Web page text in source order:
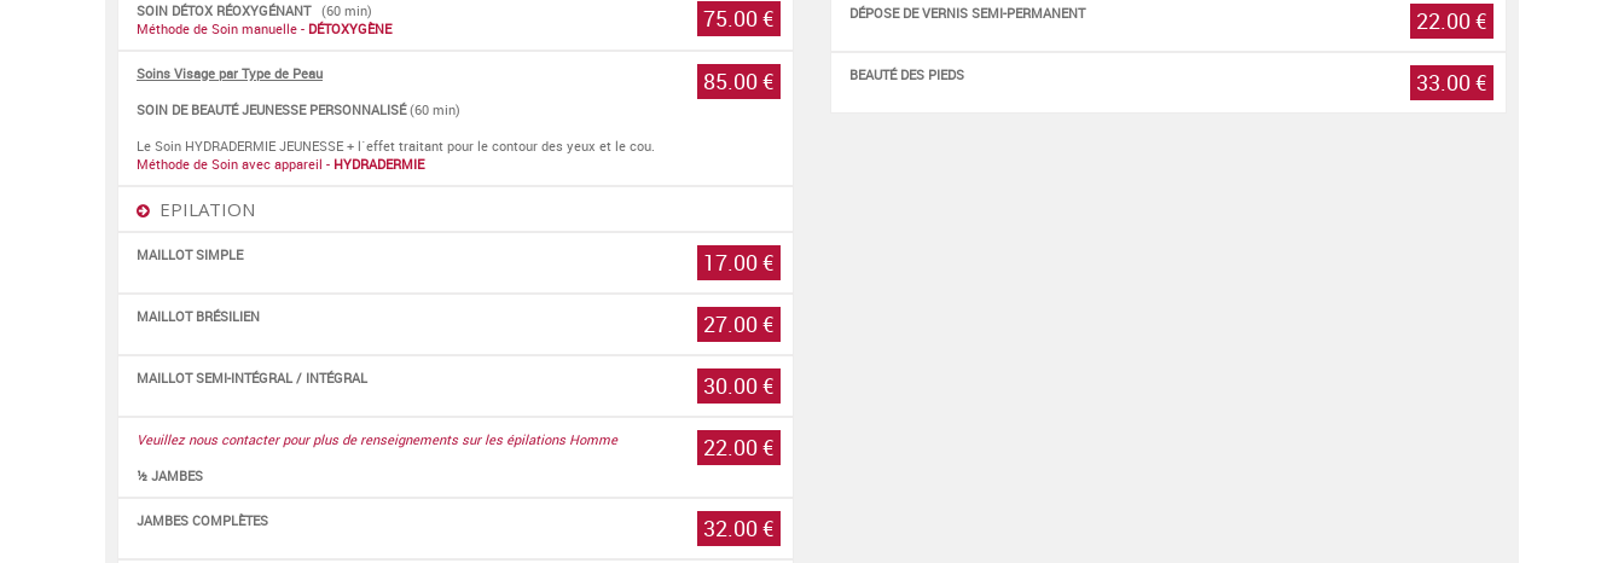
75.00 €
SOIN DÉTOX RÉOXYGÉNANT(60 min)
Méthode de Soin manuelle - DÉTOXYGÈNE
85.00 €
Soins Visage par Type de Peau
SOIN DE BEAUTÉ JEUNESSE PERSONNALISÉ(60 min)
Le Soin HYDRADERMIE JEUNESSE + l´effet traitant pour le contour des yeux et le cou.
Méthode de Soin avec appareil - HYDRADERMIE
EPILATION
17.00 €
MAILLOT SIMPLE
27.00 €
MAILLOT BRÉSILIEN
30.00 €
MAILLOT SEMI-INTÉGRAL / INTÉGRAL
22.00 €
Veuillez nous contacter pour plus de renseignements sur les épilations Homme
½ JAMBES
32.00 €
JAMBES COMPLÈTES
22.00 €
DÉPOSE DE VERNIS SEMI-PERMANENT
33.00 €
BEAUTÉ DES PIEDS